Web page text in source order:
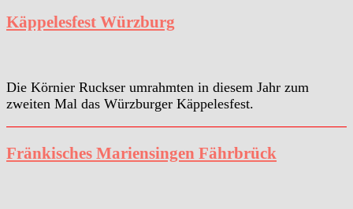
Käppelesfest Würzburg
Die Körnier Ruckser umrahmten in diesem Jahr zum
zweiten Mal das Würzburger Käppelesfest.
Fränkisches Mariensingen Fährbrück